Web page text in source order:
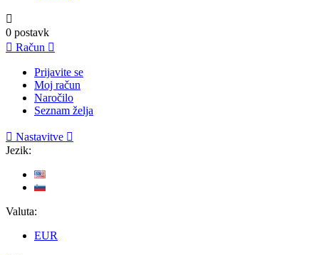

0 postavk
 Račun 
Prijavite se
Moj račun
Naročilo
Seznam želja
 Nastavitve 
Jezik:
Valuta:
EUR